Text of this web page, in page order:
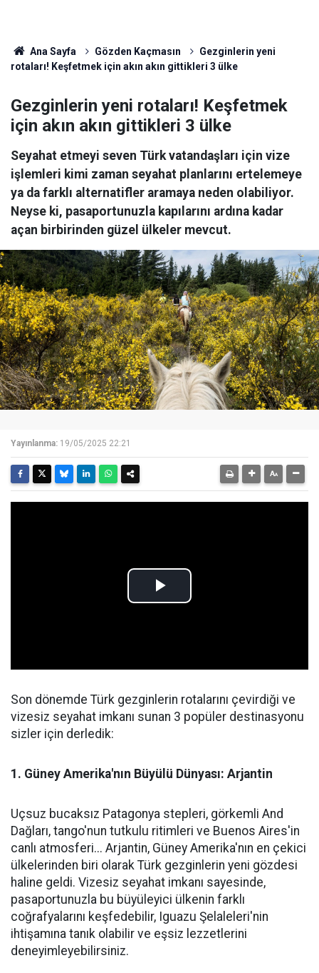
Ana Sayfa Gözden Kaçmasın
Gezginlerin yeni
rotaları! Keşfetmek için akın akın gittikleri 3 ülke
Gezginlerin yeni rotaları! Keşfetmek
için akın akın gittikleri 3 ülke
Seyahat etmeyi seven Türk vatandaşları için vize
işlemleri kimi zaman seyahat planlarını ertelemeye
ya da farklı alternatifler aramaya neden olabiliyor.
Neyse ki, pasaportunuzla kapılarını ardına kadar
açan birbirinden güzel ülkeler mevcut.
Yayınlanma: 19/05/2025 22:21
Son dönemde Türk gezginlerin rotalarını çevirdiği ve
vizesiz seyahat imkanı sunan 3 popüler destinasyonu
sizler için derledik:
1. Güney Amerika'nın Büyülü Dünyası: Arjantin
Uçsuz bucaksız Patagonya stepleri, görkemli And
Dağları, tango'nun tutkulu ritimleri ve Buenos Aires'in
canlı atmosferi... Arjantin, Güney Amerika'nın en çekici
ülkelerinden biri olarak Türk gezginlerin yeni gözdesi
haline geldi. Vizesiz seyahat imkanı sayesinde,
pasaportunuzla bu büyüleyici ülkenin farklı
coğrafyalarını keşfedebilir, Iguazu Şelaleleri'nin
ihtişamına tanık olabilir ve eşsiz lezzetlerini
deneyimleyebilirsiniz.